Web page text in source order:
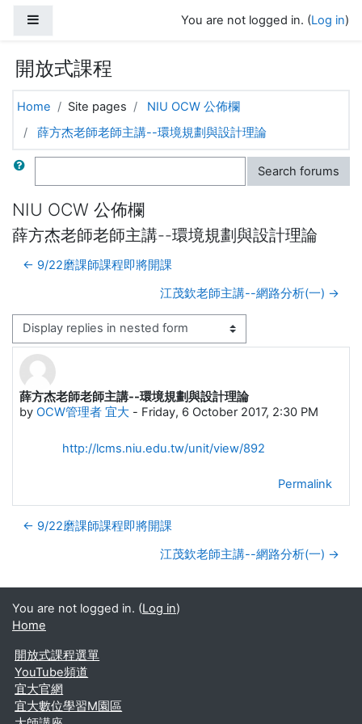
You are not logged in. (Log in)
開放式課程
Home Site pages
NIU OCW 公佈欄
薛方杰老師老師主講--環境規劃與設計理論
Search Search forums
NIU OCW 公佈欄
薛方杰老師老師主講--環境規劃與設計理論
← 9/22磨課師課程即將開課
江茂欽老師主講--網路分析(一) →
Display mode
薛方杰老師老師主講--環境規劃與設計理論
by OCW管理者 宜大 - Friday, 6 October 2017, 2:30 PM
Number of replies: 0
http://lcms.niu.edu.tw/unit/view/892
Permalink
← 9/22磨課師課程即將開課
江茂欽老師主講--網路分析(一) →
You are not logged in. (Log in)
Home
開放式課程選單
YouTube頻道
宜大官網
宜大數位學習M園區